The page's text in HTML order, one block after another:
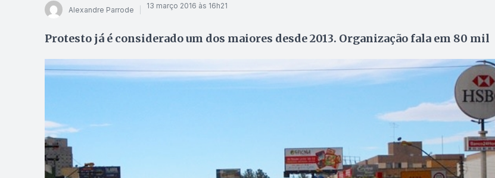
Alexandre Parrode 13 março 2016 às 16h21
Protesto já é considerado um dos maiores desde 2013. Organização fala em 80 mil